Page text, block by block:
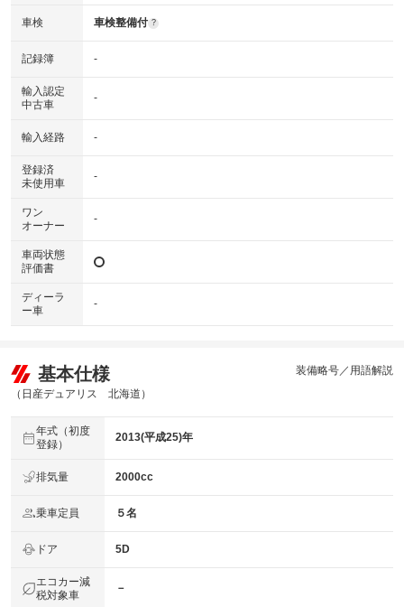
車検 車検整備付 ?
記録簿 -
輸入認定
中古車
-
輸入経路 -
登録済
未使用車
-
ワン
オーナー
-
車両状態
評価書
ディーラ
ー車
-
基本仕様
（日産デュアリス 北海道）
装備略号／用語解説
年式（初度
登録）
2013(平成25)年
排気量 2000cc
乗車定員 ５名
ドア 5D
エコカー減
税対象車
－